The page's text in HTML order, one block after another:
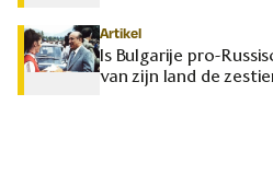
Artikel
Is Bulgarije pro-
van zijn land de